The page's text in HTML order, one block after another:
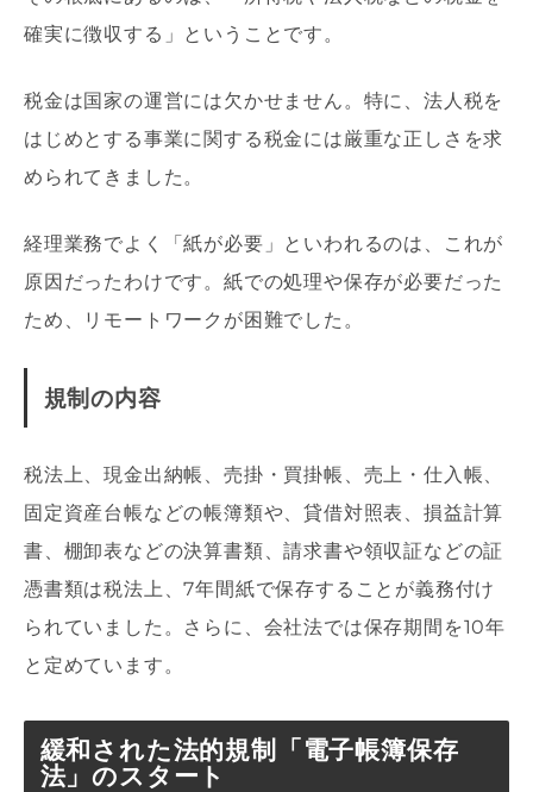
確実に徴収する」ということです。
税金は国家の運営には欠かせません。特に、法人税を
はじめとする事業に関する税金には厳重な正しさを求
められてきました。
経理業務でよく「紙が必要」といわれるのは、これが
原因だったわけです。紙での処理や保存が必要だった
ため、リモートワークが困難でした。
規制の内容
税法上、現金出納帳、売掛・買掛帳、売上・仕入帳、
固定資産台帳などの帳簿類や、貸借対照表、損益計算
書、棚卸表などの決算書類、請求書や領収証などの証
憑書類は税法上、7年間紙で保存することが義務付け
られていました。さらに、会社法では保存期間を10年
と定めています。
緩和された法的規制「電子帳簿保存
法」のスタート